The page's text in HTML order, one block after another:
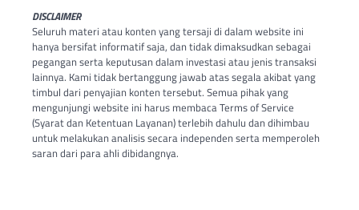
DISCLAIMER
Seluruh materi atau konten yang tersaji di dalam website ini
hanya bersifat informatif saja, dan tidak dimaksudkan sebagai
pegangan serta keputusan dalam investasi atau jenis transaksi
lainnya. Kami tidak bertanggung jawab atas segala akibat yang
timbul dari penyajian konten tersebut. Semua pihak yang
mengunjungi website ini harus membaca Terms of Service
(Syarat dan Ketentuan Layanan) terlebih dahulu dan dihimbau
untuk melakukan analisis secara independen serta memperoleh
saran dari para ahli dibidangnya.